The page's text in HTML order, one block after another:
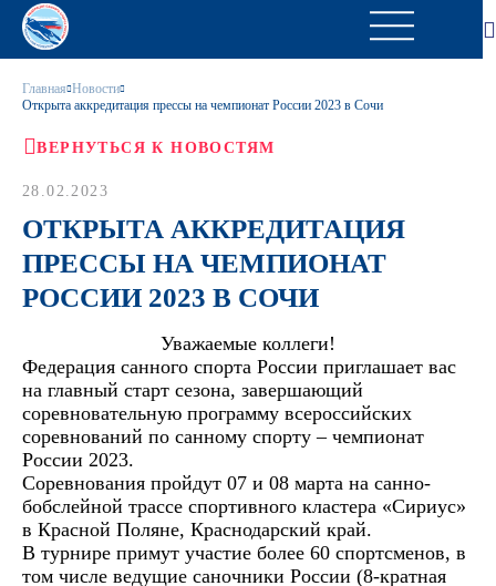
Главная Новости
Открыта аккредитация прессы на чемпионат России 2023 в Сочи
ВЕРНУТЬСЯ К НОВОСТЯМ
28.02.2023
ОТКРЫТА АККРЕДИТАЦИЯ
ПРЕССЫ НА ЧЕМПИОНАТ
РОССИИ 2023 В СОЧИ
Уважаемые коллеги!
Федерация санного спорта России приглашает вас
на главный старт сезона, завершающий
соревновательную программу всероссийских
соревнований по санному спорту – чемпионат
России 2023.
Соревнования пройдут 07 и 08 марта на санно-
бобслейной трассе спортивного кластера «Сириус»
в Красной Поляне, Краснодарский край.
В турнире примут участие более 60 спортсменов, в
том числе ведущие саночники России (8-кратная